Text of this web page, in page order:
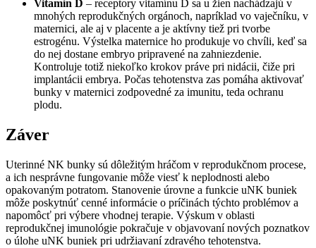
Vitamín D – receptory vitamínu D sa u žien nachádzajú v
mnohých reprodukčných orgánoch, napríklad vo vaječníku, v
maternici, ale aj v placente a je aktívny tiež pri tvorbe
estrogénu. Výstelka maternice ho produkuje vo chvíli, keď sa
do nej dostane embryo pripravené na zahniezdenie.
Kontroluje totiž niekoľko krokov práve pri nidácii, čiže pri
implantácii embrya. Počas tehotenstva zas pomáha aktivovať
bunky v maternici zodpovedné za imunitu, teda ochranu
plodu.
Záver
Uterinné NK bunky sú dôležitým hráčom v reprodukčnom procese,
a ich nesprávne fungovanie môže viesť k neplodnosti alebo
opakovaným potratom. Stanovenie úrovne a funkcie uNK buniek
môže poskytnúť cenné informácie o príčinách týchto problémov a
napomôcť pri výbere vhodnej terapie. Výskum v oblasti
reprodukčnej imunológie pokračuje v objavovaní nových poznatkov
o úlohe uNK buniek pri udržiavaní zdravého tehotenstva.